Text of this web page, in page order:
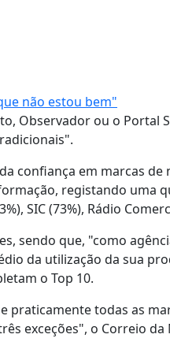
não estou bem"
Observador ou o Portal
confiança em marcas de
registando uma
SIC (73%), Rádio
sendo que, "como
da utilização da sua
o Top 10.
praticamente todas as
exceções", o Correio